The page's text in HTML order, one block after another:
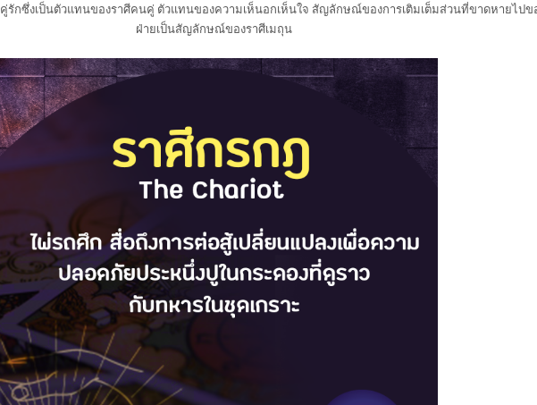
คู่รักซึ่งเป็นตัวแทนของราศีคนคู่ ตัวแทนของความเห็นอกเห็นใจ สัญลักษณ์ของการเติมเต็มส่วนที่ขาดหายไปข
ฝ่ายเป็นสัญลักษณ์ของราศีเมถุน